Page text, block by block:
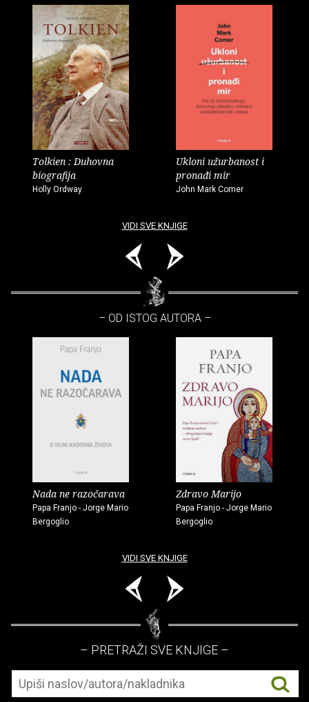
Tolkien : Duhovna
biografija
Holly Ordway
Ukloni užurbanost i
pronađi mir
John Mark Comer
VIDI SVE KNJIGE
– OD ISTOG AUTORA –
Nada ne razočarava
Papa Franjo - Jorge Mario
Bergoglio
Zdravo Marijo
Papa Franjo - Jorge Mario
Bergoglio
VIDI SVE KNJIGE
– PRETRAŽI SVE KNJIGE –